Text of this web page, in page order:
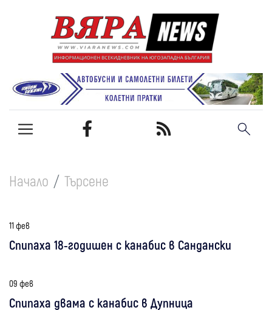
Начало Търсене
11 фев
Спипаха 18-годишен с канабис в Сандански
09 фев
Спипаха двама с канабис в Дупница